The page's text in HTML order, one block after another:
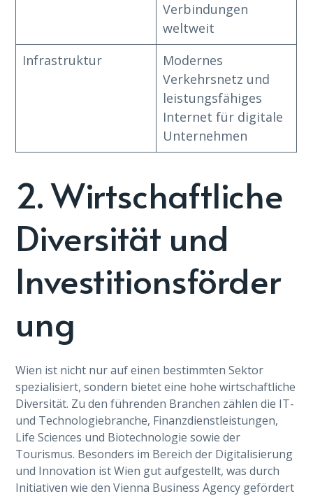
Verbindungen
weltweit
Infrastruktur
Modernes
Verkehrsnetz und
leistungsfähiges
Internet für digitale
Unternehmen
2. Wirtschaftliche
Diversität und
Investitionsförder
ung
Wien ist nicht nur auf einen bestimmten Sektor
spezialisiert, sondern bietet eine hohe wirtschaftliche
Diversität. Zu den führenden Branchen zählen die IT-
und Technologiebranche, Finanzdienstleistungen,
Life Sciences und Biotechnologie sowie der
Tourismus. Besonders im Bereich der Digitalisierung
und Innovation ist Wien gut aufgestellt, was durch
Initiativen wie den Vienna Business Agency gefördert